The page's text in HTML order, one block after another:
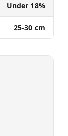
Under 18%
25-30 cm